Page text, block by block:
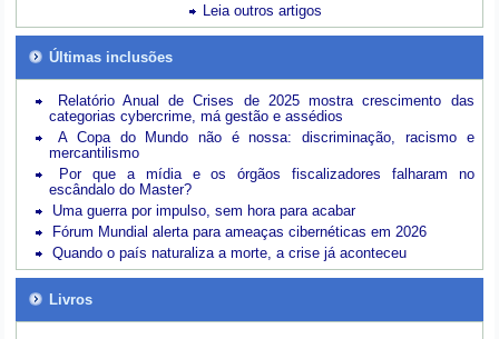
Leia outros artigos
Últimas inclusões
Relatório Anual de Crises de 2025 mostra crescimento das
categorias cybercrime, má gestão e assédios
A Copa do Mundo não é nossa: discriminação, racismo e
mercantilismo
Por que a mídia e os órgãos fiscalizadores falharam no
escândalo do Master?
Uma guerra por impulso, sem hora para acabar
Fórum Mundial alerta para ameaças cibernéticas em 2026
Quando o país naturaliza a morte, a crise já aconteceu
Livros